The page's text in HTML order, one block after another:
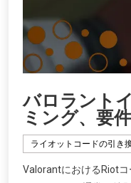
バロラント
ミング、要件
ライオットコードの引き
ValorantにおけるRiot